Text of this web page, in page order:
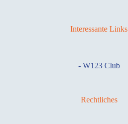
Interessante Links
- W123 Club
Rechtliches